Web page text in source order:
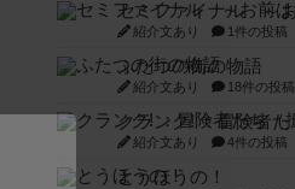
紹介文あり 1件の投稿
ふたつの街の物語
紹介文あり 18件の投稿
紹介文あり 4件の投稿
とうほうの！